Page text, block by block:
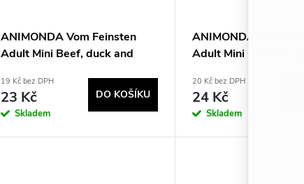
ANIMONDA Vom Feinsten
Adult Mini Beef, duck and
psy - 100g
19 Kč bez DPH
23 Kč
Skladem
DO KOŠÍKU
ANIMONDA Vom
Adult Mini Chicken,
psy - 100g
20 Kč bez DPH
24 Kč
Skladem